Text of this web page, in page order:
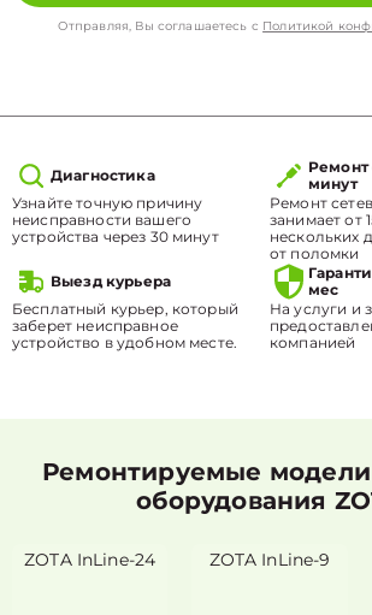
Отправляя, Вы соглашаетесь с Политикой
Диагностика
Узнайте точную причину
неисправности вашего
устройства через 30 минут
Ремонт
минут
Ремонт
занимает от
нескольких
от поломки
Выезд курьера
Бесплатный курьер, который
заберет неисправное
устройство в удобном месте.
мес
На услуги и
компанией
Ремонтируемые модели
оборудования
ZOTA InLine-24 ZOTA InLine-9